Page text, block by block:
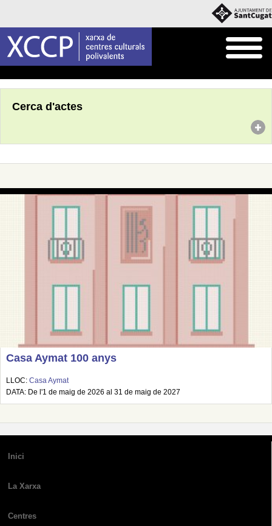
Cerca d'actes
Casa Aymat 100 anys
LLOC: Casa Aymat
DATA: De l'1 de maig de 2026 al 31 de maig de 2027
Inici
La Xarxa
Centres